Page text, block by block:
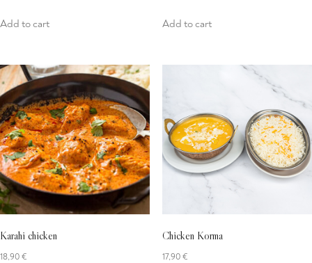
Add to cart Add to cart
Karahi chicken
18,90€
Chicken Korma
17,90€